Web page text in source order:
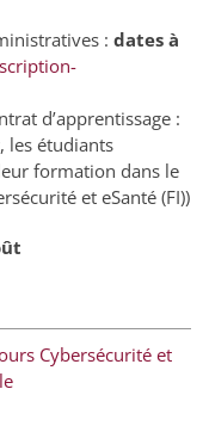
: dates à
d’apprentissage :
les étudiants
formation dans le
et eSanté (FI))
Cybersécurité et